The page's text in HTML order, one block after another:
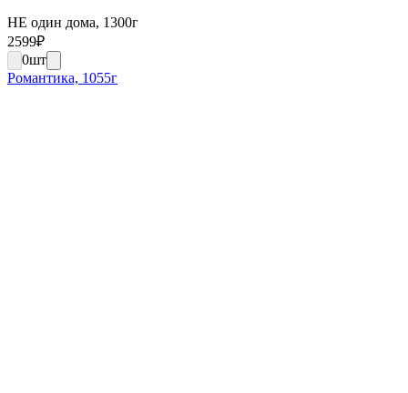
НЕ один дома, 1300г
2599₽
0шт
Романтика, 1055г